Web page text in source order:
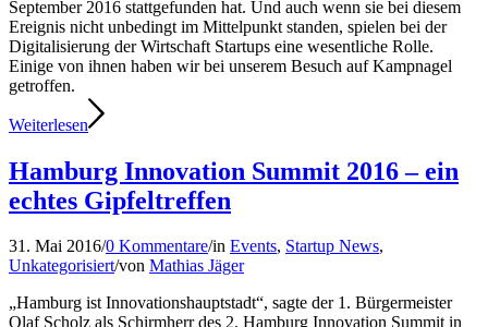
September 2016 stattgefunden hat. Und auch wenn sie bei diesem
Ereignis nicht unbedingt im Mittelpunkt standen, spielen bei der
Digitalisierung der Wirtschaft Startups eine wesentliche Rolle.
Einige von ihnen haben wir bei unserem Besuch auf Kampnagel
getroffen.
Weiterlesen
Hamburg Innovation Summit 2016 – ein
echtes Gipfeltreffen
31. Mai 2016/0 Kommentare/in Events, Startup News,
Unkategorisiert/von Mathias Jäger
„Hamburg ist Innovationshauptstadt“, sagte der 1. Bürgermeister
Olaf Scholz als Schirmherr des 2. Hamburg Innovation Summit in